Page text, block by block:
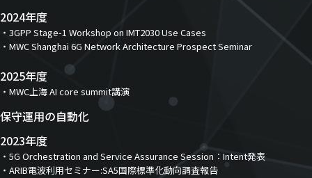
2024年度
3GPP Stage-1 Workshop on IMT2030 Use Cases
MWC Shanghai 6G Network Architecture Prospect Seminar
2025年度
MWC上海 AI core summit講演
保守運用の自動化
2023年度
5G Orchestration and Service Assurance Session：Intent発表
ARIB電波利用セミナー:SA5国際標準化動向調査報告